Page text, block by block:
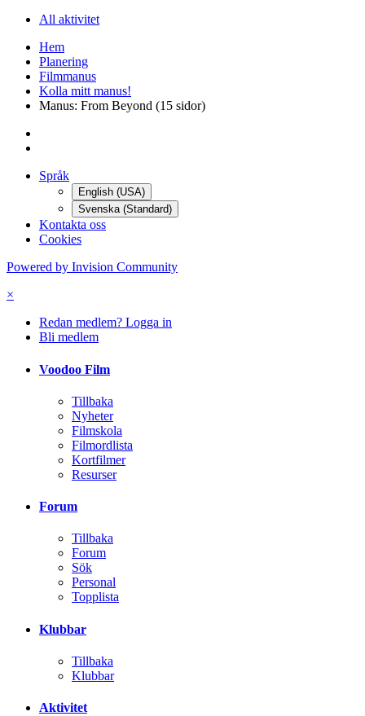
All aktivitet
Hem
Planering
Filmmanus
Kolla mitt manus!
Manus: From Beyond (15 sidor)
Språk
English (USA)
Svenska (Standard)
Kontakta oss
Cookies
Powered by Invision Community
×
Redan medlem? Logga in
Bli medlem
Voodoo Film
Tillbaka
Nyheter
Filmskola
Filmordlista
Kortfilmer
Resurser
Forum
Tillbaka
Forum
Sök
Personal
Topplista
Klubbar
Tillbaka
Klubbar
Aktivitet